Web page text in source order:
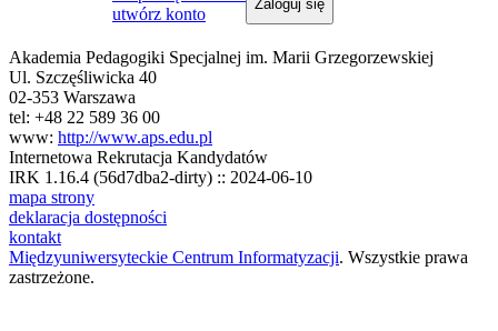
utwórz konto
Zaloguj się
Akademia Pedagogiki Specjalnej im. Marii Grzegorzewskiej
Ul. Szczęśliwicka 40
02-353 Warszawa
tel: +48 22 589 36 00
www: http://www.aps.edu.pl
Internetowa Rekrutacja Kandydatów
IRK 1.16.4 (56d7dba2-dirty) :: 2024-06-10
mapa strony
deklaracja dostępności
kontakt
Międzyuniwersyteckie Centrum Informatyzacji. Wszystkie prawa
zastrzeżone.